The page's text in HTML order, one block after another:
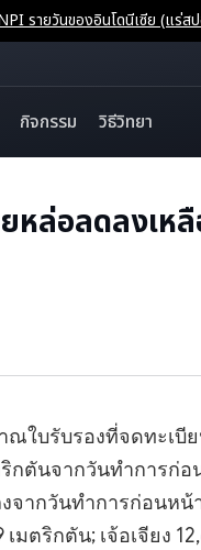
รายวันของอินโดนีเซีย (แร่
กิจกรรม วิธีวิทยา
หล่อลดลงเห
าณใบรับรองที่จดทะเ
กตันจากวันทำการก่
ากวันทำการก่อนหน้า
มตริกตัน; เจ้อเจียง